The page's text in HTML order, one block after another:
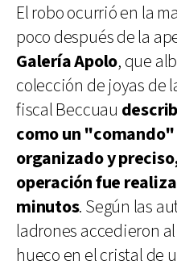
El robo ocurrió en la
poco después de la
Galería Apolo, que
colección de joyas de
fiscal Beccuau
como un
organizado y
operación fue
minutos. Según las
ladrones accedieron
hueco en el cristal de